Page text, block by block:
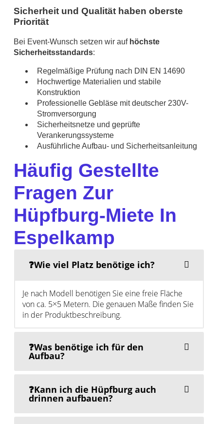
Sicherheit und Qualität haben oberste
Priorität
Bei Event-Wunsch setzen wir auf höchste
Sicherheitsstandards:
Regelmäßige Prüfung nach DIN EN 14690
Hochwertige Materialien und stabile
Konstruktion
Professionelle Gebläse mit deutscher 230V-
Stromversorgung
Sicherheitsnetze und geprüfte
Verankerungssysteme
Ausführliche Aufbau- und Sicherheitsanleitung
Häufig Gestellte
Fragen Zur
Hüpfburg-Miete In
Espelkamp
❓Wie viel Platz benötige ich?
Je nach Modell benötigen Sie eine freie Fläche
von ca. 5×5 Metern. Die genauen Maße finden Sie
in der Produktbeschreibung.
❓Was benötige ich für den
Aufbau?
❓Kann ich die Hüpfburg auch
drinnen aufbauen?